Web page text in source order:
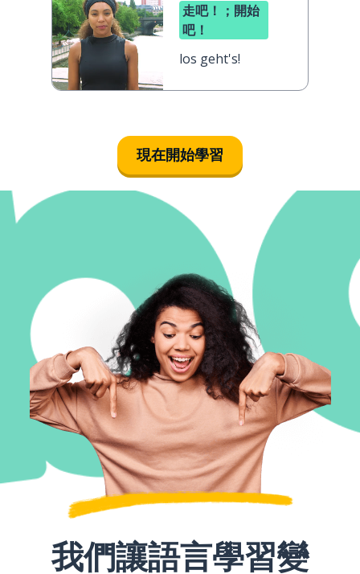
走吧！；開始
吧！
los geht's!
現在開始學習
我們讓語言學習變